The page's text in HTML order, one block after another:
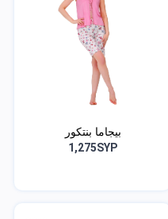
بيجاما بنتكور
1,275SYP